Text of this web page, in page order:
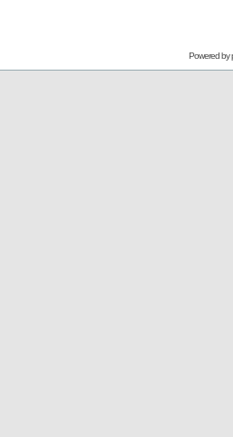
Powered by